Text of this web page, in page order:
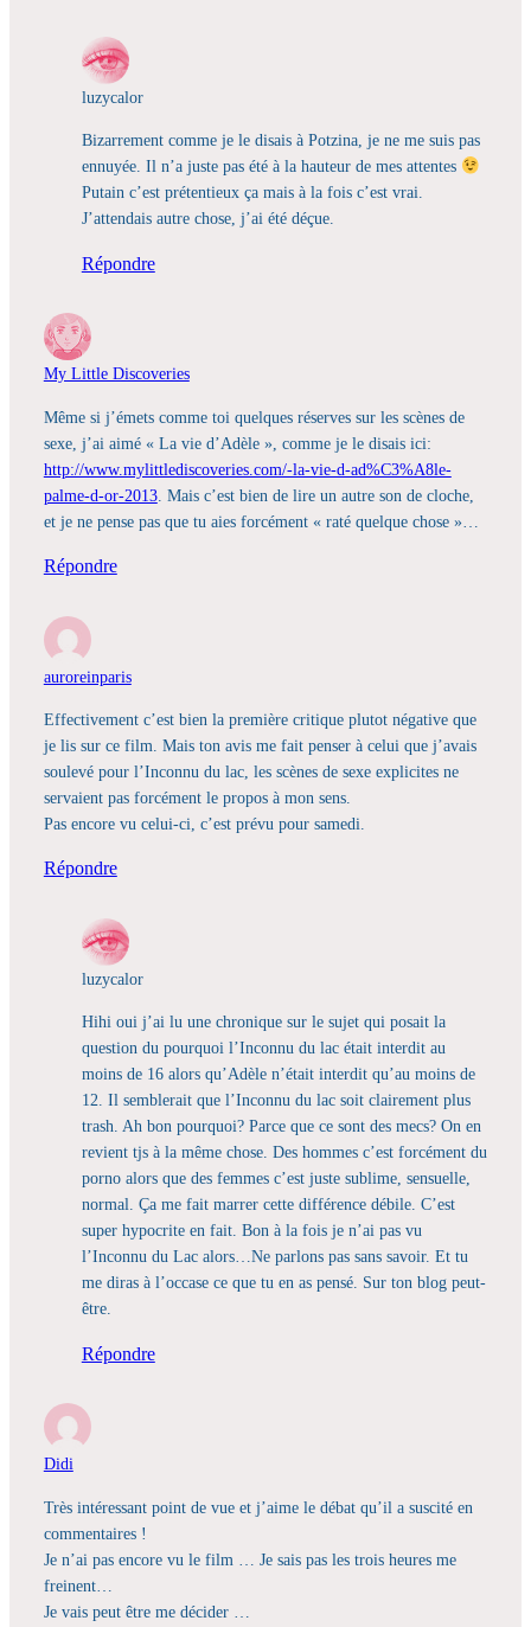
luzycalor
Bizarrement comme je le disais à Potzina, je ne me suis pas
ennuyée. Il n’a juste pas été à la hauteur de mes attentes
Putain c’est prétentieux ça mais à la fois c’est vrai.
J’attendais autre chose, j’ai été déçue.
Répondre
My Little Discoveries
Même si j’émets comme toi quelques réserves sur les scènes de
sexe, j’ai aimé « La vie d’Adèle », comme je le disais ici:
http://www.mylittlediscoveries.com/-la-vie-d-ad%C3%A8le-
palme-d-or-2013. Mais c’est bien de lire un autre son de cloche,
et je ne pense pas que tu aies forcément « raté quelque chose »…
Répondre
auroreinparis
Effectivement c’est bien la première critique plutot négative que
je lis sur ce film. Mais ton avis me fait penser à celui que j’avais
soulevé pour l’Inconnu du lac, les scènes de sexe explicites ne
servaient pas forcément le propos à mon sens.
Pas encore vu celui-ci, c’est prévu pour samedi.
Répondre
luzycalor
Hihi oui j’ai lu une chronique sur le sujet qui posait la
question du pourquoi l’Inconnu du lac était interdit au
moins de 16 alors qu’Adèle n’était interdit qu’au moins de
12. Il semblerait que l’Inconnu du lac soit clairement plus
trash. Ah bon pourquoi? Parce que ce sont des mecs? On en
revient tjs à la même chose. Des hommes c’est forcément du
porno alors que des femmes c’est juste sublime, sensuelle,
normal. Ça me fait marrer cette différence débile. C’est
super hypocrite en fait. Bon à la fois je n’ai pas vu
l’Inconnu du Lac alors…Ne parlons pas sans savoir. Et tu
me diras à l’occase ce que tu en as pensé. Sur ton blog peut-
être.
Répondre
Didi
Très intéressant point de vue et j’aime le débat qu’il a suscité en
commentaires !
Je n’ai pas encore vu le film … Je sais pas les trois heures me
freinent…
Je vais peut être me décider …